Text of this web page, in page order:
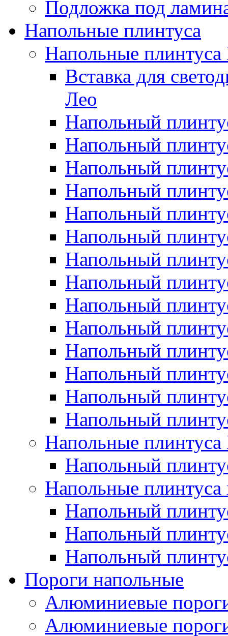
Подложка под
Напольные плинтуса
Напольные
Вставка для
Лео
Напольный
Напольный
Напольный
Напольный
Напольный
Напольный
Напольный
Напольный
Напольный
Напольный
Напольный
Напольный
Напольный
Напольный
Напольные
Напольный
Напольные плинтуса
Напольный
Напольный
Напольный
Пороги напольные
Алюминиевые
Алюминиевые